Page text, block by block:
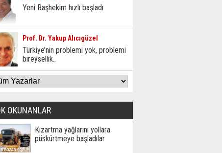
Yeni Başhekim hızlı başladı
Prof. Dr. Yakup Alıcıgüzel
Türkiye’nin problemi yok, problemi
bireysellik..
OKUNANLAR
Kızartma yağlarını yollara
püskürtmeye başladılar